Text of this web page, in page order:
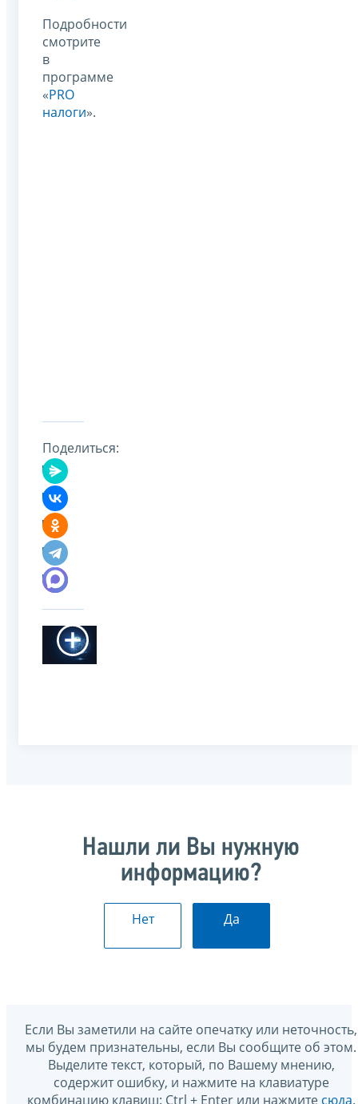
Подробности
смотрите
в
программе
«PRO
налоги».
Поделиться:
Нашли ли Вы нужную
информацию?
Нет Да
Если Вы заметили на сайте опечатку или неточность,
мы будем признательны, если Вы сообщите об этом.
Выделите текст, который, по Вашему мнению,
содержит ошибку, и нажмите на клавиатуре
комбинацию клавиш: Ctrl + Enter или нажмите сюда.